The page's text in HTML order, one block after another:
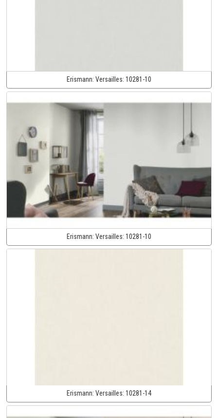
Erismann: Versailles: 10281-10
Erismann: Versailles: 10281-10
Erismann: Versailles: 10281-14